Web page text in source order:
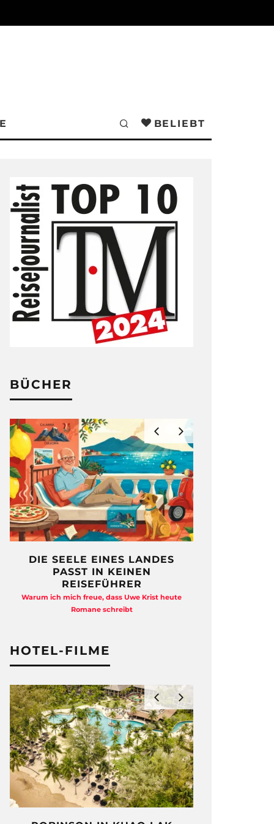
BELIEBT
BÜCHER
DIE SEELE EINES LANDES
PASST IN KEINEN
REISEFÜHRER
Warum ich mich freue, dass Uwe Krist heute
Romane schreibt
HOTEL-FILME